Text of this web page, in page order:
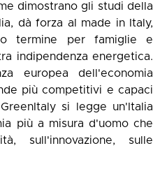
dimostrano gli studi della
dà forza al made in Italy,
termine per famiglie e
indipendenza energetica.
europea dell'economia
più competitivi e capaci
si legge un'Italia
più a misura d'uomo che
sull'innovazione, sulle